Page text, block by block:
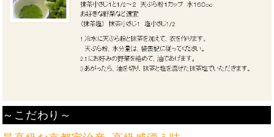
～こだわり～